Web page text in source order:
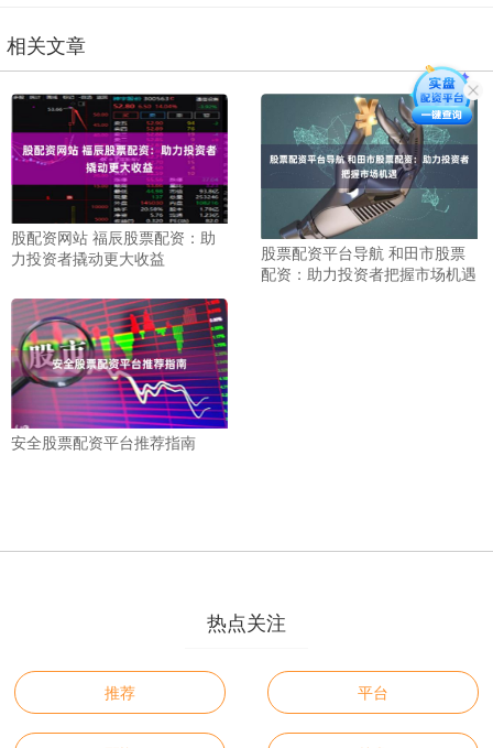
相关文章
股配资网站 福辰股票配资：助
力投资者撬动更大收益
股票配资平台导航 和田市股票
配资：助力投资者把握市场机遇
安全股票配资平台推荐指南
热点关注
推荐 平台